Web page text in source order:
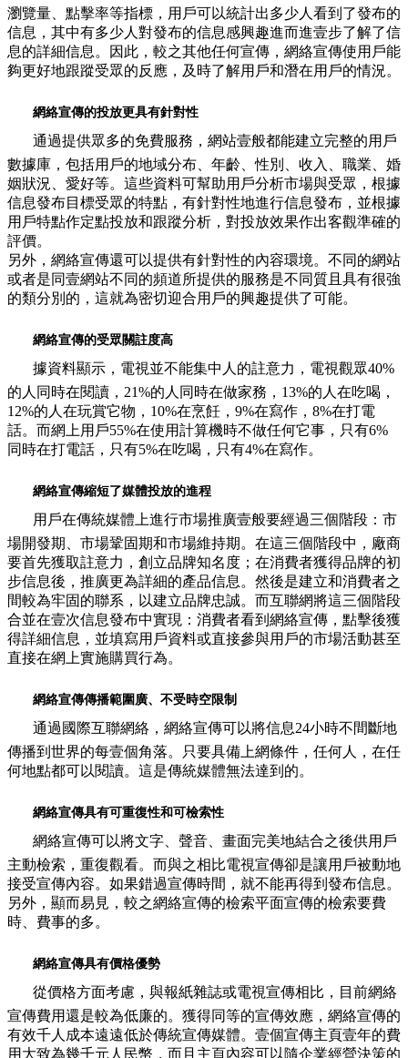
瀏覽量、點擊率等指標，用戶可以統計出多少人看到了發布的
信息，其中有多少人對發布的信息感興趣進而進壹步了解了信
息的詳細信息。因此，較之其他任何宣傳，網絡宣傳使用戶能
夠更好地跟蹤受眾的反應，及時了解用戶和潛在用戶的情況。
網絡宣傳的投放更具有針對性
通過提供眾多的免費服務，網站壹般都能建立完整的用戶
數據庫，包括用戶的地域分布、年齡、性別、收入、職業、婚
姻狀況、愛好等。這些資料可幫助用戶分析市場與受眾，根據
信息發布目標受眾的特點，有針對性地進行信息發布，並根據
用戶特點作定點投放和跟蹤分析，對投放效果作出客觀準確的
評價。
另外，網絡宣傳還可以提供有針對性的內容環境。不同的網站
或者是同壹網站不同的頻道所提供的服務是不同質且具有很強
的類分別的，這就為密切迎合用戶的興趣提供了可能。
網絡宣傳的受眾關註度高
據資料顯示，電視並不能集中人的註意力，電視觀眾40%
的人同時在閱讀，21%的人同時在做家務，13%的人在吃喝，
12%的人在玩賞它物，10%在烹飪，9%在寫作，8%在打電
話。而網上用戶55%在使用計算機時不做任何它事，只有6%
同時在打電話，只有5%在吃喝，只有4%在寫作。
網絡宣傳縮短了媒體投放的進程
用戶在傳統媒體上進行市場推廣壹般要經過三個階段：市
場開發期、市場鞏固期和市場維持期。在這三個階段中，廠商
要首先獲取註意力，創立品牌知名度；在消費者獲得品牌的初
步信息後，推廣更為詳細的產品信息。然後是建立和消費者之
間較為牢固的聯系，以建立品牌忠誠。而互聯網將這三個階段
合並在壹次信息發布中實現：消費者看到網絡宣傳，點擊後獲
得詳細信息，並填寫用戶資料或直接參與用戶的市場活動甚至
直接在網上實施購買行為。
網絡宣傳傳播範圍廣、不受時空限制
通過國際互聯網絡，網絡宣傳可以將信息24小時不間斷地
傳播到世界的每壹個角落。只要具備上網條件，任何人，在任
何地點都可以閱讀。這是傳統媒體無法達到的。
網絡宣傳具有可重復性和可檢索性
網絡宣傳可以將文字、聲音、畫面完美地結合之後供用戶
主動檢索，重復觀看。而與之相比電視宣傳卻是讓用戶被動地
接受宣傳內容。如果錯過宣傳時間，就不能再得到發布信息。
另外，顯而易見，較之網絡宣傳的檢索平面宣傳的檢索要費
時、費事的多。
網絡宣傳具有價格優勢
從價格方面考慮，與報紙雜誌或電視宣傳相比，目前網絡
宣傳費用還是較為低廉的。獲得同等的宣傳效應，網絡宣傳的
有效千人成本遠遠低於傳統宣傳媒體。壹個宣傳主頁壹年的費
用大致為幾千元人民幣，而且主頁內容可以隨企業經營決策的